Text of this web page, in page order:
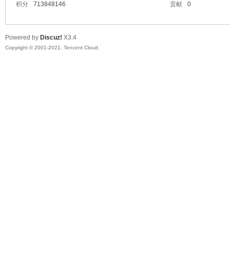
积分
713848146 贡献 0
Powered by Discuz! X3.4
Copyright © 2001-2021, Tencent Cloud.